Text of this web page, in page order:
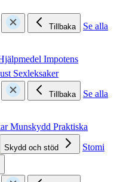
Tillbaka
Se alla
Impotens
Sexleksaker
Tillbaka
Se alla
Munskydd Praktiska
Skydd och stöd
Stomi